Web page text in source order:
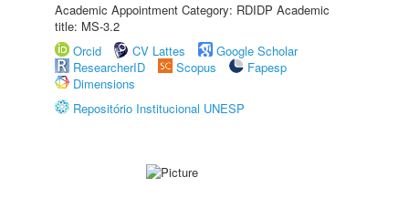
Academic Appointment Category: RDIDP Academic
title: MS-3.2
Orcid
CV Lattes
Google Scholar
ResearcherID
Scopus
Fapesp
Dimensions
Repositório Institucional UNESP